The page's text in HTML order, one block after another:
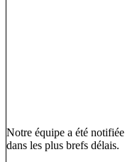
Notre équipe a été
dans les plus brefs délais.